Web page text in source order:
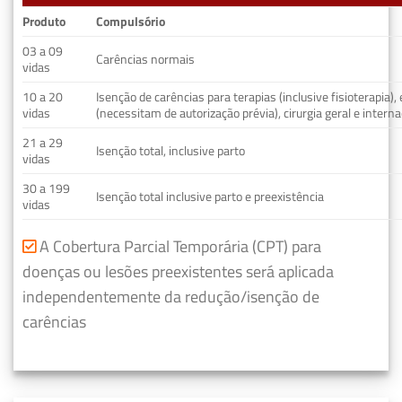
Produto
Compulsório
03 a 09
vidas
Carências normais
10 a 20
vidas
Isenção de carências para terapias (inclusive fisioterapia),
(necessitam de autorização prévia), cirurgia geral e
21 a 29
vidas
Isenção total, inclusive parto
30 a 199
vidas
Isenção total inclusive parto e preexistência
A Cobertura Parcial Temporária (CPT) para
doenças ou lesões preexistentes será aplicada
independentemente da redução/isenção de
carências